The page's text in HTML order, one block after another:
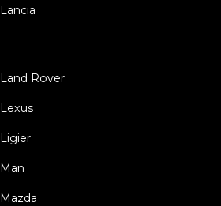
Lancia
Land Rover
Lexus
Ligier
Man
Mazda